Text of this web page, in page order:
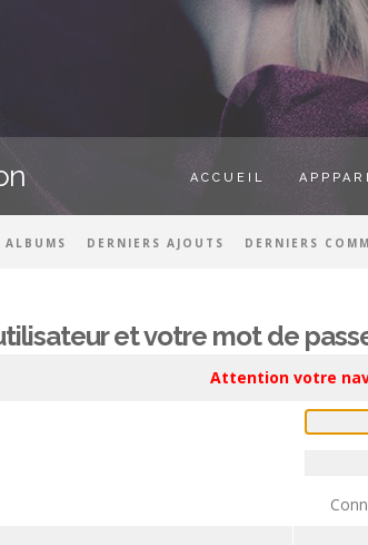
ACCUEIL
ALBUMS DERNIERS AJOUTS DERNIERS
et votre mot de
Attention votre